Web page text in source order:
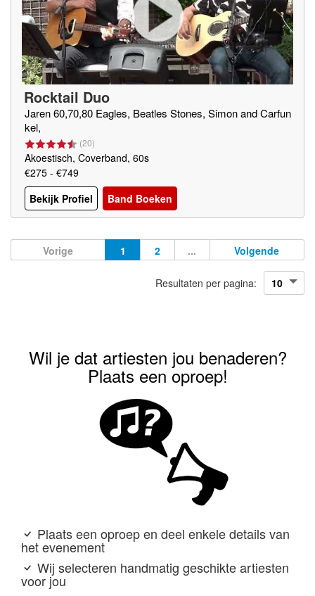
Rocktail Duo
Jaren 60,70,80 Eagles, Beatles Stones, Simon and Carfun
kel,
(20)
Akoestisch, Coverband, 60s
€275 - €749
Bekijk Profiel
Band Boeken
Vorige 1 2 ... Volgende
Resultaten per pagina:
Wil je dat artiesten jou benaderen?
Plaats een oproep!
Plaats een oproep en deel enkele details van
het evenement
Wij selecteren handmatig geschikte artiesten
voor jou